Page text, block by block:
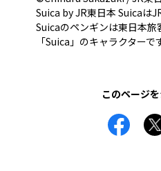
Suica by JR東日本 Suicaは
Suicaのペンギンは東日本旅
「Suica」のキャラクターで
このページ